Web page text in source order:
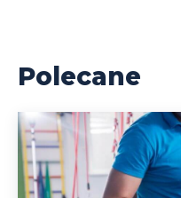
Polecane